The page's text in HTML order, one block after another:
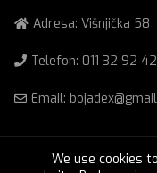
Adresa: Višnjička 58
Telefon: 011 32 92
Email:
We use cookies